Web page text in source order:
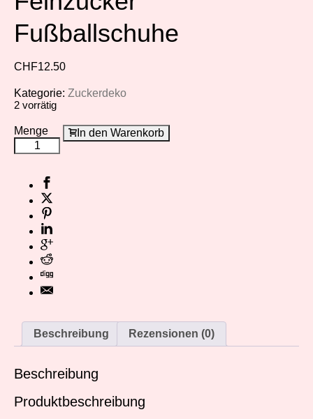
Fußballschuhe
CHF12.50
Kategorie: Zuckerdeko
2 vorrätig
Menge In den Warenkorb
Beschreibung Rezensionen (0)
Beschreibung
Produktbeschreibung